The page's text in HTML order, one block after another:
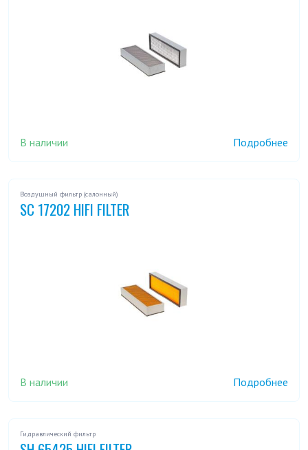
В наличии Подробнее
Воздушный фильтр (салонный)
SC 17202 HIFI FILTER
В наличии Подробнее
Гидравлический фильтр